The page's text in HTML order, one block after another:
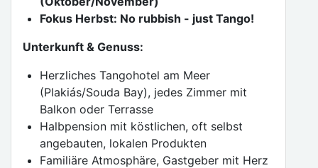
Fokus Herbst: No rubbish - just Tango!
Unterkunft & Genuss:
Herzliches Tangohotel am Meer
(Plakiás/Souda Bay), jedes Zimmer mit
Balkon oder Terrasse
Halbpension mit köstlichen, oft selbst
angebauten, lokalen Produkten
Familiäre Atmosphäre, Gastgeber mit Herz